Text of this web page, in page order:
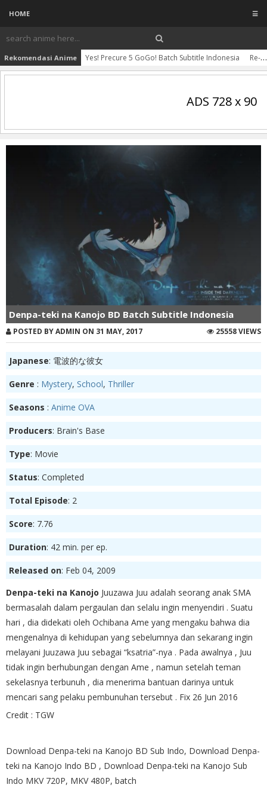
HOME ☰
Rekomendasi Anime Yes! Precure 5 GoGo! Batch Subtitle Indonesia Re-Kan! BD Batch Subtitle Indonesia
ADS 728 x 90
Denpa-teki na Kanojo BD Batch Subtitle Indonesia
POSTED BY ADMIN ON 31 MAY, 2017 25558 VIEWS
Japanese: 電波的な彼女
Genre : Mystery, School, Thriller
Seasons : Anime OVA
Producers: Brain's Base
Type: Movie
Status: Completed
Total Episode: 2
Score: 7.76
Duration: 42 min. per ep.
Released on: Feb 04, 2009
Denpa-teki na Kanojo Juuzawa Juu adalah seorang anak SMA
bermasalah dalam pergaulan dan selalu ingin menyendiri . Suatu
hari , dia didekati oleh Ochibana Ame yang mengaku bahwa dia
mengenalnya di kehidupan yang sebelumnya dan sekarang ingin
melayani Juuzawa Juu sebagai “ksatria”-nya . Pada awalnya , Juu
tidak ingin berhubungan dengan Ame , namun setelah teman
sekelasnya terbunuh , dia menerima bantuan darinya untuk
mencari sang pelaku pembunuhan tersebut . Fix 26 Jun 2016
Credit : TGW
Download Denpa-teki na Kanojo BD Sub Indo, Download Denpa-
teki na Kanojo Indo BD , Download Denpa-teki na Kanojo Sub
Indo MKV 720P, MKV 480P, batch